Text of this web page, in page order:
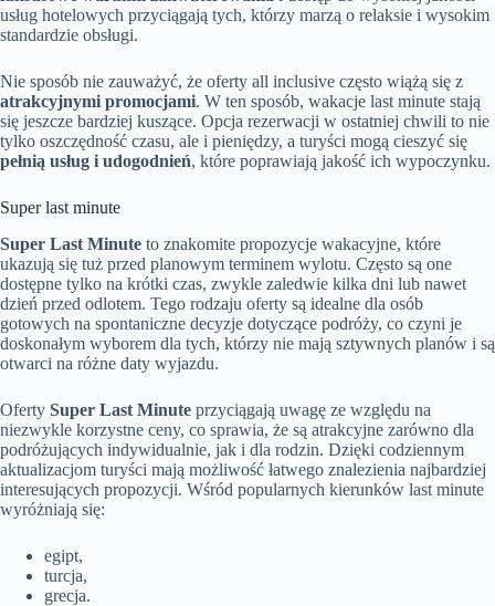
usług hotelowych przyciągają tych, którzy marzą o relaksie i wysokim
standardzie obsługi.
Nie sposób nie zauważyć, że oferty all inclusive często wiążą się z
atrakcyjnymi promocjami. W ten sposób, wakacje last minute stają
się jeszcze bardziej kuszące. Opcja rezerwacji w ostatniej chwili to nie
tylko oszczędność czasu, ale i pieniędzy, a turyści mogą cieszyć się
pełnią usług i udogodnień, które poprawiają jakość ich wypoczynku.
Super last minute
Super Last Minute to znakomite propozycje wakacyjne, które
ukazują się tuż przed planowym terminem wylotu. Często są one
dostępne tylko na krótki czas, zwykle zaledwie kilka dni lub nawet
dzień przed odlotem. Tego rodzaju oferty są idealne dla osób
gotowych na spontaniczne decyzje dotyczące podróży, co czyni je
doskonałym wyborem dla tych, którzy nie mają sztywnych planów i są
otwarci na różne daty wyjazdu.
Oferty Super Last Minute przyciągają uwagę ze względu na
niezwykle korzystne ceny, co sprawia, że są atrakcyjne zarówno dla
podróżujących indywidualnie, jak i dla rodzin. Dzięki codziennym
aktualizacjom turyści mają możliwość łatwego znalezienia najbardziej
interesujących propozycji. Wśród popularnych kierunków last minute
wyróżniają się:
egipt,
turcja,
grecja.